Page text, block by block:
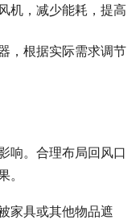
机，减少能耗，提高
，根据实际需求调节
响。合理布局回风口
。
家具或其他物品遮